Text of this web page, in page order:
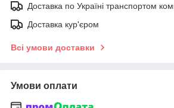
Доставка по Україні транспортом
Доставка кур'єром
Всі умови доставки
Умови оплати